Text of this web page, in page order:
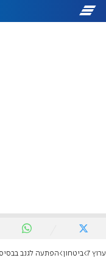
ערוץ 7 ביטחון הפתעה לגנב